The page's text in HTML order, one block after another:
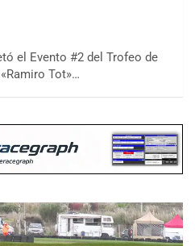
el Evento #2 del Trofeo de
Tot»…